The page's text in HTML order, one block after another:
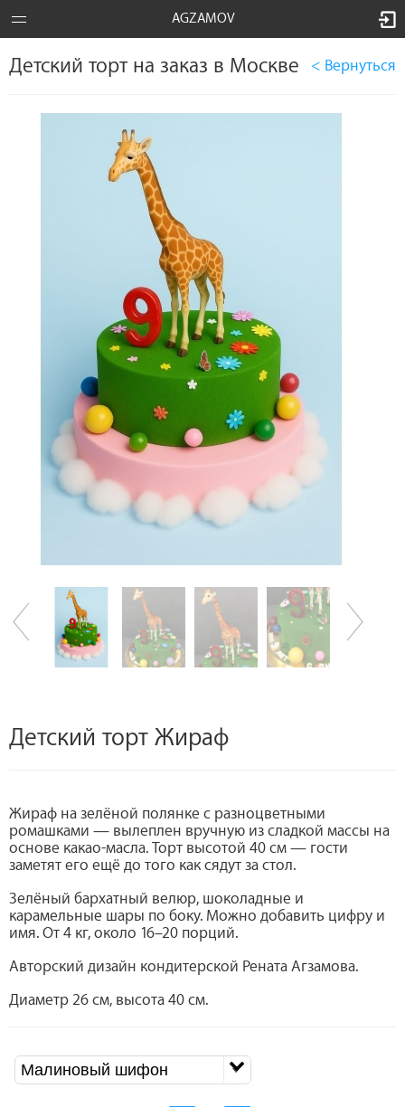
AGZAMOV
Детский торт на заказ в Москве < Вернуться
Детский торт Жираф
Жираф на зелёной полянке с разноцветными
ромашками — вылеплен вручную из сладкой массы на
основе какао-масла. Торт высотой 40 см — гости
заметят его ещё до того как сядут за стол.
Зелёный бархатный велюр, шоколадные и
карамельные шары по боку. Можно добавить цифру и
имя. От 4 кг, около 16–20 порций.
Авторский дизайн кондитерской Рената Агзамова.
Диаметр 26 см, высота 40 см.
Малиновый шифон